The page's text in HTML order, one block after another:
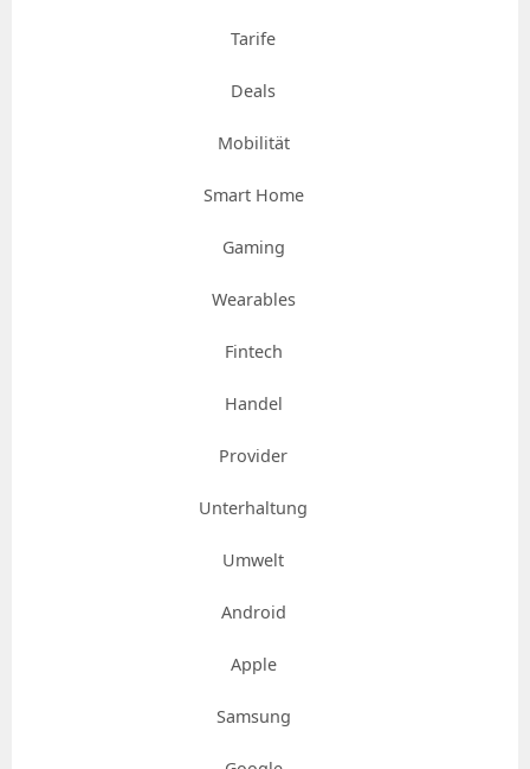
Tarife
Deals
Mobilität
Smart Home
Gaming
Wearables
Fintech
Handel
Provider
Unterhaltung
Umwelt
Android
Apple
Samsung